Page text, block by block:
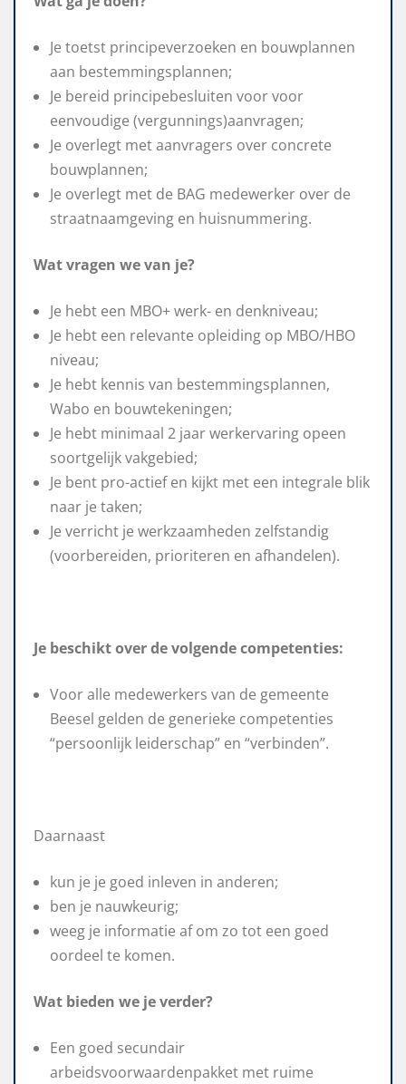
Je toetst principeverzoeken en bouwplannen
aan bestemmingsplannen;
Je bereid principebesluiten voor voor
eenvoudige (vergunnings)aanvragen;
Je overlegt met aanvragers over concrete
bouwplannen;
Je overlegt met de BAG medewerker over de
straatnaamgeving en huisnummering.
Wat vragen we van je?
Je hebt een MBO+ werk- en denkniveau;
Je hebt een relevante opleiding op MBO/HBO
niveau;
Je hebt kennis van bestemmingsplannen,
Wabo en bouwtekeningen;
Je hebt minimaal 2 jaar werkervaring opeen
soortgelijk vakgebied;
Je bent pro-actief en kijkt met een integrale blik
naar je taken;
Je verricht je werkzaamheden zelfstandig
(voorbereiden, prioriteren en afhandelen).
Je beschikt over de volgende competenties:
Voor alle medewerkers van de gemeente
Beesel gelden de generieke competenties
“persoonlijk leiderschap” en “verbinden”.
Daarnaast
kun je je goed inleven in anderen;
ben je nauwkeurig;
weeg je informatie af om zo tot een goed
oordeel te komen.
Wat bieden we je verder?
Een goed secundair
arbeidsvoorwaardenpakket met ruime